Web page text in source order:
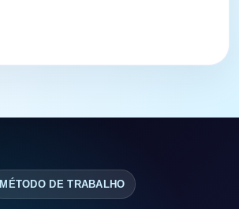
MÉTODO DE TRABALHO